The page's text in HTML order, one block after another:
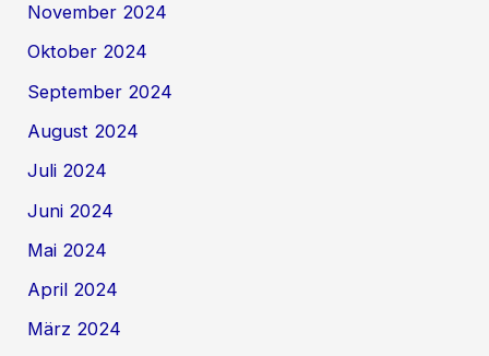
November 2024
Oktober 2024
September 2024
August 2024
Juli 2024
Juni 2024
Mai 2024
April 2024
März 2024